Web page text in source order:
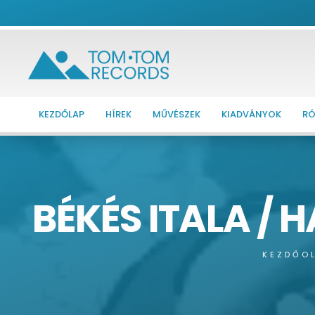
KEZDŐLAP HÍREK MŰVÉSZEK KIADVÁNYOK
BÉKÉS ITALA /